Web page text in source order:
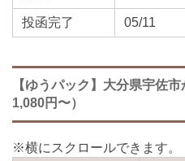
投函完了 05/11
【ゆうパック】大分県宇佐
1,080円〜）